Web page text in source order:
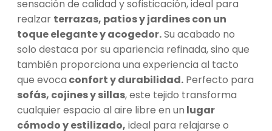
sensación de calidad y sofisticación, ideal para
realzar terrazas, patios y jardines con un
toque elegante y acogedor.Su acabado no
solo destaca por su apariencia refinada, sino que
también proporciona una experiencia al tacto
que evoca confort y durabilidad. Perfecto para
sofás, cojines y sillas, este tejido transforma
cualquier espacio al aire libre en un lugar
cómodo y estilizado, ideal para relajarse o